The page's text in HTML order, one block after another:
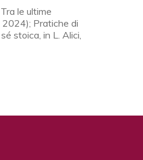
le ultime
2024); Pratiche di
stoica, in L. Alici,